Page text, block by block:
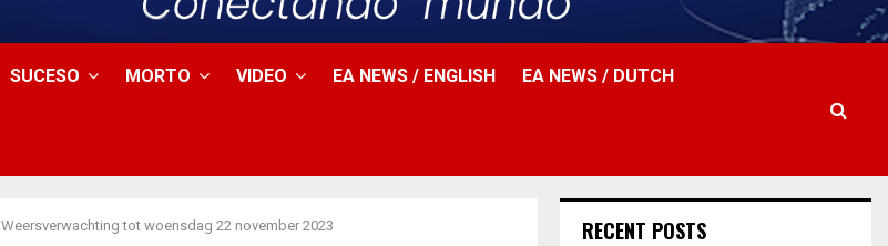
SUCESO MORTO VIDEO EA NEWS / ENGLISH EA NEWS / DUTCH
Weersverwachting tot woensdag 22 november 2023 RECENT POSTS